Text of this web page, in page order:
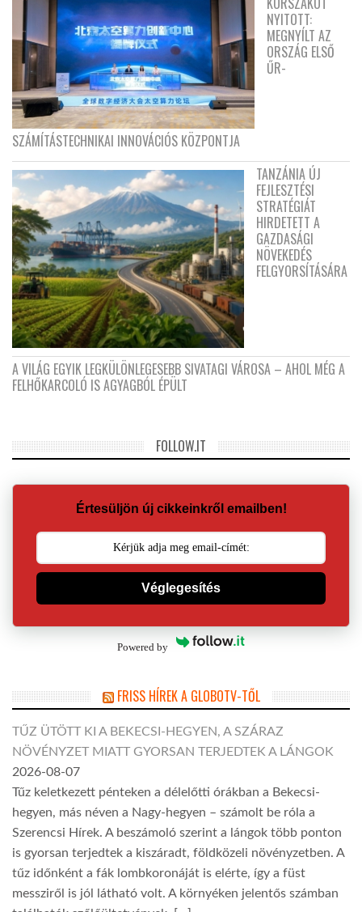
NYITOTT:
MEGNYÍLT AZ
ORSZÁG ELSŐ
ŰR-
SZÁMÍTÁSTECHNIKAI INNOVÁCIÓS KÖZPONTJA
TANZÁNIA ÚJ
FEJLESZTÉSI
STRATÉGIÁT
HIRDETETT A
GAZDASÁGI
NÖVEKEDÉS
FELGYORSÍTÁSÁRA
A VILÁG EGYIK LEGKÜLÖNLEGESEBB SIVATAGI VÁROSA – AHOL MÉG A
FELHŐKARCOLÓ IS AGYAGBÓL ÉPÜLT
FOLLOW.IT
Értesüljön új cikkeinkről emailben!
Véglegesítés
Powered by
FRISS HÍREK A GLOBOTV-TŐL
TŰZ ÜTÖTT KI A BEKECSI-HEGYEN, A SZÁRAZ
NÖVÉNYZET MIATT GYORSAN TERJEDTEK A LÁNGOK
2026-08-07
Tűz keletkezett pénteken a délelőtti órákban a Bekecsi-
hegyen, más néven a Nagy-hegyen – számolt be róla a
Szerencsi Hírek. A beszámoló szerint a lángok több ponton
is gyorsan terjedtek a kiszáradt, földközeli növényzetben. A
tűz időnként a fák lombkoronáját is elérte, így a füst
messziről is jól látható volt. A környéken jelentős számban